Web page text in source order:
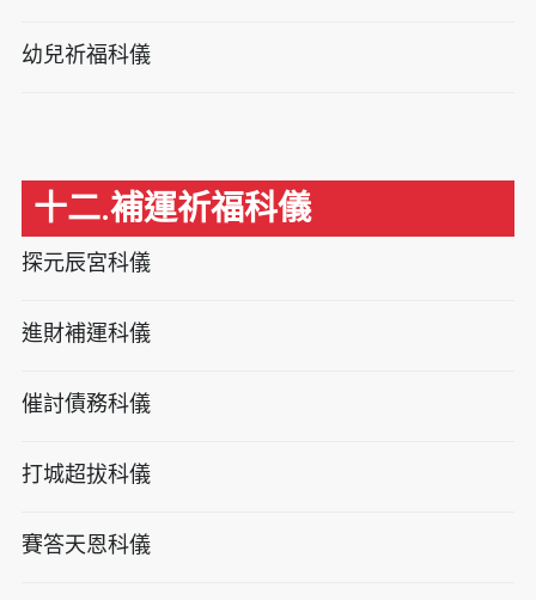
幼兒祈福科儀
十二.補運祈福科儀
探元辰宮科儀
進財補運科儀
催討債務科儀
打城超拔科儀
賽答天恩科儀